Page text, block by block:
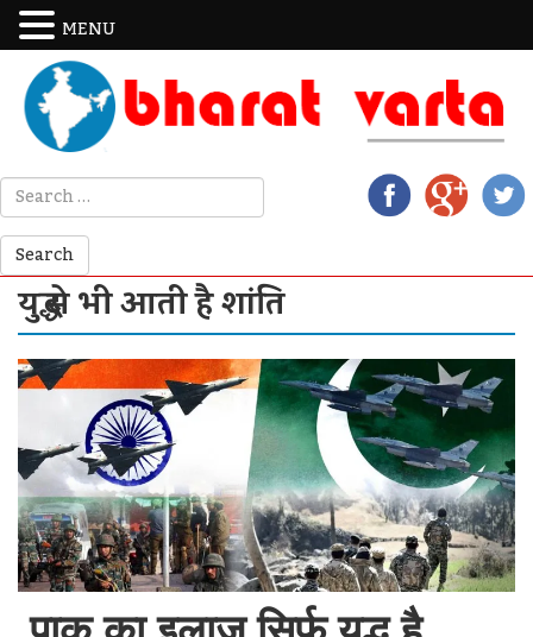
युद्ध से भी आती है शांति
MENU